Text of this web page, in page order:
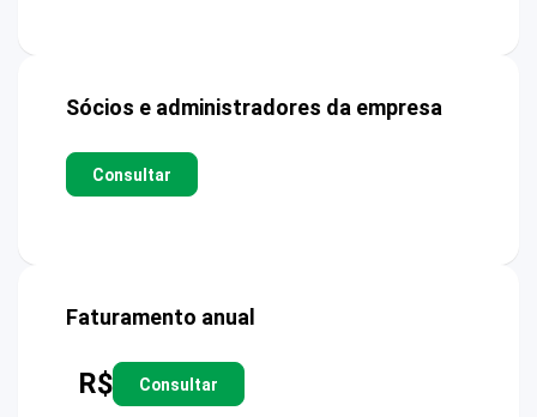
Sócios e administradores da empresa
Consultar
Faturamento anual
R$ Consultar